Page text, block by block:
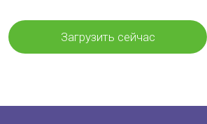
Загрузить сейчас